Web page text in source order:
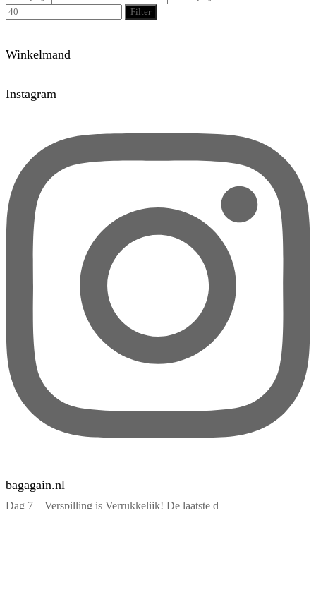
Filter
Winkelmand
Instagram
bagagain.nl
Dag 7 – Verspilling is Verrukkelijk! De laatste d